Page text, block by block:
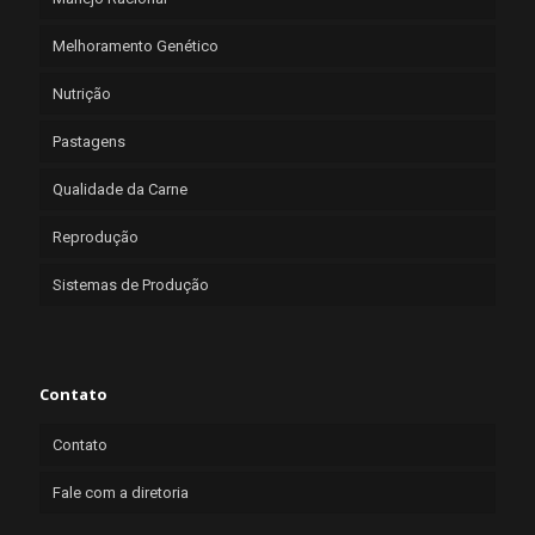
Melhoramento Genético
Nutrição
Pastagens
Qualidade da Carne
Reprodução
Sistemas de Produção
Contato
Contato
Fale com a diretoria